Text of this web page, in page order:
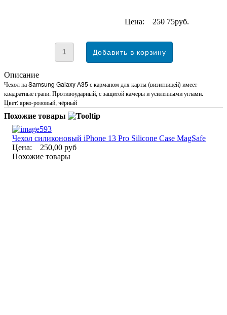
Цена: 25075руб.
Описание
Чехол на Samsung Galaxy A35 с карманом для карты (визитницей) имеет
квадратные грани. Противоударный, с защитой камеры и усиленными углами.
Цвет: ярко-розовый, чёрный
Похожие товары
Чехол силиконовый iPhone 13 Pro Silicone Case MagSafe
Цена:
250,00 руб
Похожие товары